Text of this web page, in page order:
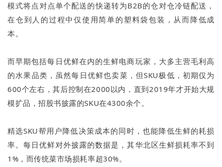
模式将点对点单个配送的快递转为B2B的仓对仓冷链配送，
在仓到人的过程中仅使用简单的塑料袋包装，从而降低成
本。
而早期包括每日优鲜在内的生鲜电商玩家，大多主营毛利高
的水果品类，虽然每日优鲜也卖菜，但SKU极低，初期仅为
600个左右，其后控制在2000以内，直到2019年才开始大规
模扩品，招股书披露的SKU在4300余个。
精选SKU帮用户降低决策成本的同时，也能降低生鲜的耗损
率。每日优鲜对外披露的数据是，其华北区生鲜损耗率不到
1%，而传统菜市场损耗率超30%。